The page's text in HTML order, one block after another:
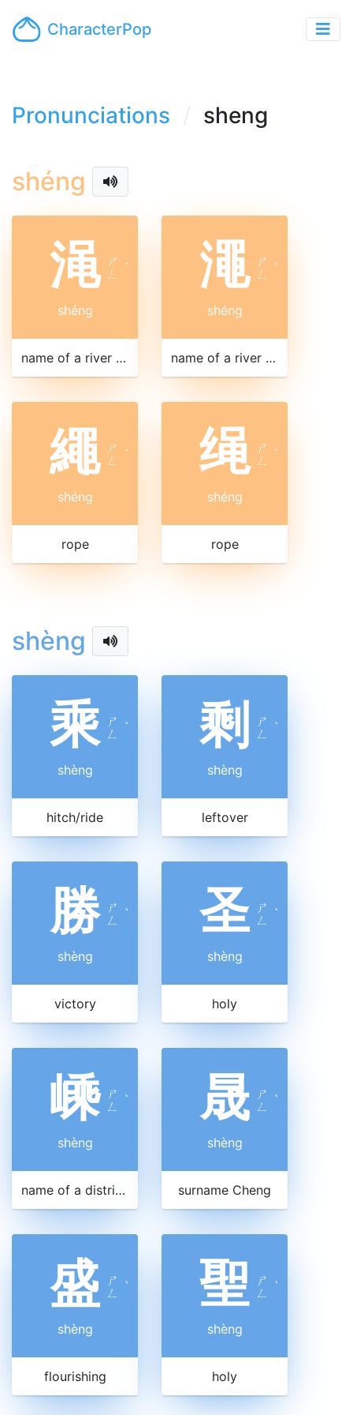
CharacterPop
Pronunciations sheng
shéng
渑 ㄕ
ㄥ ˊ
shéng
name of a river in Shandong
澠 ㄕ
ㄥ ˊ
shéng
name of a river in Shandong
繩 ㄕ
ㄥ ˊ
shéng
rope
绳 ㄕ
ㄥ ˊ
shéng
rope
shèng
乘 ㄕ
ㄥ ˋ
shèng
hitch/ride
剩
ㄕ
ㄥ ˋ
shèng
leftover
勝 ㄕ
ㄥ ˋ
shèng
victory
圣 ㄕ
ㄥ ˋ
shèng
holy
嵊 ㄕ
ㄥ ˋ
shèng
name of a district in Zhejiang
晟 ㄕ
ㄥ ˋ
shèng
surname Cheng
盛
ㄕ
ㄥ ˋ
shèng
flourishing
聖
ㄕ
ㄥ ˋ
shèng
holy